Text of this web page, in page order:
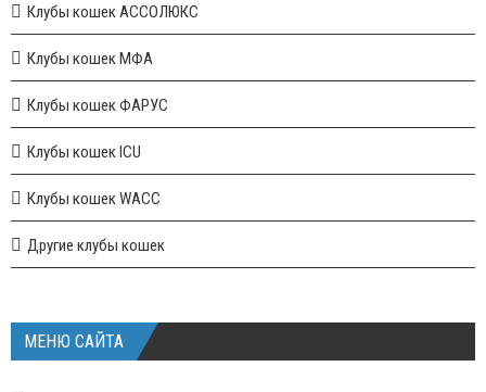
Клубы кошек АССОЛЮКС
Клубы кошек МФА
Клубы кошек ФАРУС
Клубы кошек ICU
Клубы кошек WACC
Другие клубы кошек
МЕНЮ САЙТА